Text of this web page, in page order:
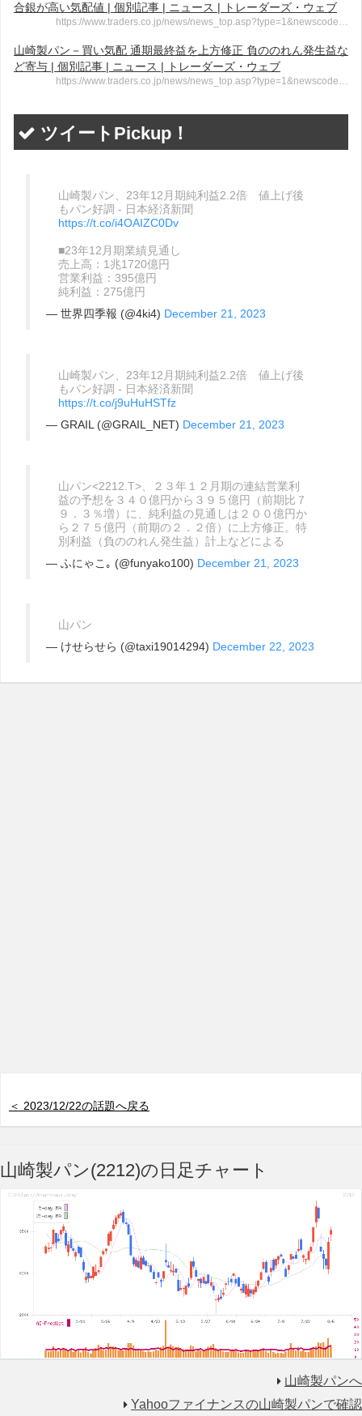
合銀が高い気配値 | 個別記事 | ニュース | トレーダーズ・ウェブ
https://www.traders.co.jp/news/news_top.asp?type=1&newscode…
山崎製パン－買い気配 通期最終益を上方修正 負ののれん発生益な
ど寄与 | 個別記事 | ニュース | トレーダーズ・ウェブ
https://www.traders.co.jp/news/news_top.asp?type=1&newscode…
ツイートPickup！
山崎製パン、23年12月期純利益2.2倍 値上げ後
もパン好調 - 日本経済新聞
https://t.co/i4OAIZC0Dv
■23年12月期業績見通し
売上高：1兆1720億円
営業利益：395億円
純利益：275億円
— 世界四季報 (@4ki4) December 21, 2023
山崎製パン、23年12月期純利益2.2倍 値上げ後
もパン好調 - 日本経済新聞
https://t.co/j9uHuHSTfz
— GRAIL (@GRAIL_NET) December 21, 2023
山パン<2212.T>、２３年１２月期の連結営業利
益の予想を３４０億円から３９５億円（前期比７
９．３％増）に、純利益の見通しは２００億円か
ら２７５億円（前期の２．２倍）に上方修正。特
別利益（負ののれん発生益）計上などによる
— ふにゃこ｡ (@funyako100) December 21, 2023
山パン
— けせらせら (@taxi19014294) December 22, 2023
＜ 2023/12/22の話題へ戻る
山崎製パン(2212)の日足チャート
山崎製パンへ
Yahooファイナンスの山崎製パンで確認